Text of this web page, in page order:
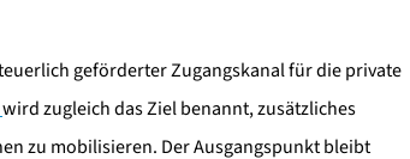
geförderter Zugangskanal für die private
wird zugleich das Ziel benannt, zusätzliches
zu mobilisieren. Der Ausgangspunkt bleibt